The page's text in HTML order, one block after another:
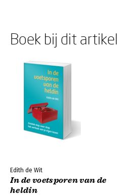
Boek bij dit artikel
Edith de Wit
In de voetsporen van de
heldin